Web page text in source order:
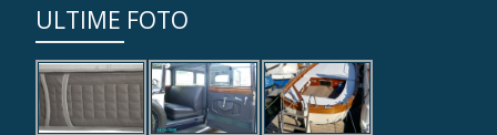
ULTIME FOTO